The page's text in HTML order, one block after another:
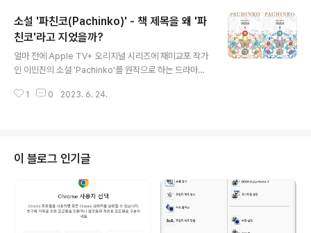
서 읽은 것이 아니라, 있으니 읽은 경우다. 그런데, 이번에
는 이 책을 읽고 소감을 적어야 겠다는 생각을 하게 되었다.
그 이유는 다음과 같다. Encyclopedia Brown은 아이들
의 읽을 거리로 쓰인 책임에도 불구하고, 거기에 나오는 악
나이 또래의 아이..
소설 '파친코(Pachinko)' - 책 제목을 왜 '파
친코'라고 지었을까?
얼마 전에 Apple TV+ 오리지널 시리즈에 재미교포 작가
인 이민진의 소설 'Pachinko'를 원작으로 하는 드라마가
관심거리가 되지 않았다. 그러고 보니 작년에는 4개월 넘
듣다 보니, 처음엔 흘려 들었다가... 한번 읽어 봐야겠다는
생각이 들었다. 마침, 국회전자도서관을 통해 전자책을 무
료로 대여할 수 있었고... 우리나라에서는 2권으로 출판되
었다. '파친코'라는 제목을 들었을 때부터도 왜색이 느껴져
서 별로 탐탁지 않았는데, 책을 읽는 내내... 파친코에 대한
1 0 2023. 6. 24.
이 블로그 인기글